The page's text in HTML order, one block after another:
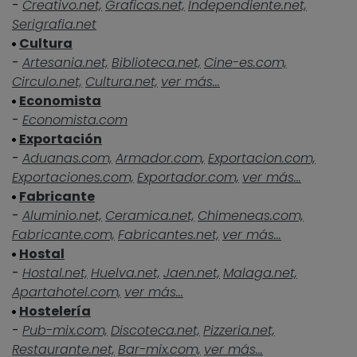
- Creativo.net, Graficas.net, Independiente.net,
Serigrafia.net
Cultura
- Artesania.net, Biblioteca.net, Cine-es.com,
Circulo.net, Cultura.net, ver más...
Economista
- Economista.com
Exportación
- Aduanas.com, Armador.com, Exportacion.com,
Exportaciones.com, Exportador.com, ver más...
Fabricante
- Aluminio.net, Ceramica.net, Chimeneas.com,
Fabricante.com, Fabricantes.net, ver más...
Hostal
- Hostal.net, Huelva.net, Jaen.net, Malaga.net,
Apartahotel.com, ver más...
Hostelería
- Pub-mix.com, Discoteca.net, Pizzeria.net,
Restaurante.net, Bar-mix.com, ver más...